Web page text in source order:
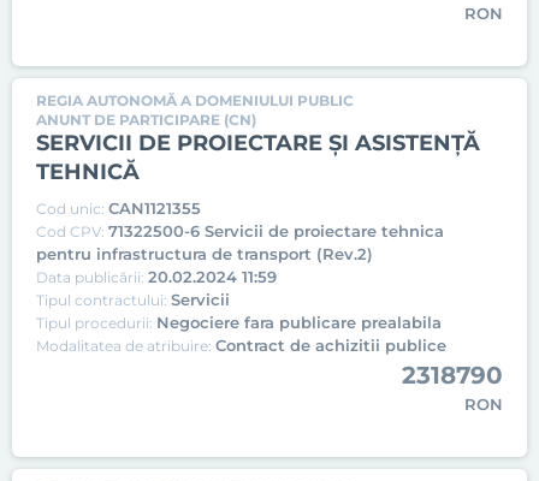
RON
REGIA AUTONOMĂ A DOMENIULUI PUBLIC
ANUNT DE PARTICIPARE (CN)
SERVICII DE PROIECTARE ȘI ASISTENȚĂ
TEHNICĂ
Cod unic: CAN1121355
Cod CPV: 71322500-6 Servicii de proiectare tehnica
pentru infrastructura de transport (Rev.2)
Data publicării: 20.02.2024 11:59
Tipul contractului: Servicii
Tipul procedurii: Negociere fara publicare prealabila
Modalitatea de atribuire: Contract de achizitii publice
2318790
RON